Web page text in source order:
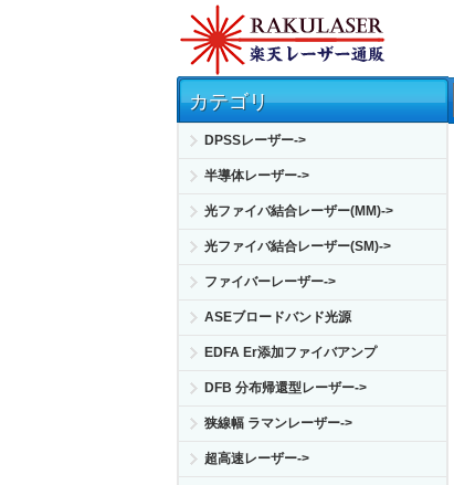
カテゴリ
DPSSレーザー->
半導体レーザー->
光ファイバ結合レーザー(MM)->
光ファイバ結合レーザー(SM)->
ファイバーレーザー->
ASEブロードバンド光源
EDFA Er添加ファイバアンプ
DFB 分布帰還型レーザー->
狭線幅 ラマンレーザー->
超高速レーザー->